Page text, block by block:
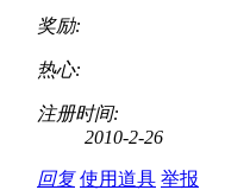
奖励:
热心:
注册时间:
2010-2-26
回复 使用道具 举报